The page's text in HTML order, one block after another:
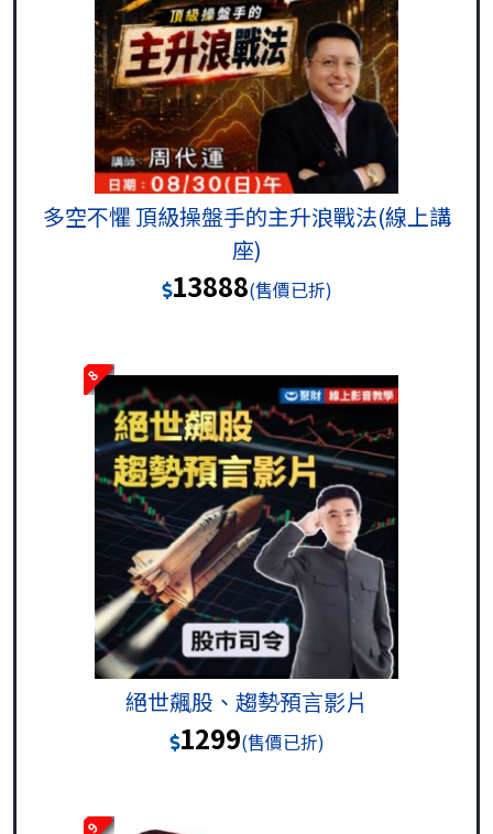
多空不懼 頂級操盤手的主升浪戰法(線上講
座)
13888(售價已折)
8
絕世飆股、趨勢預言影片
1299(售價已折)
9